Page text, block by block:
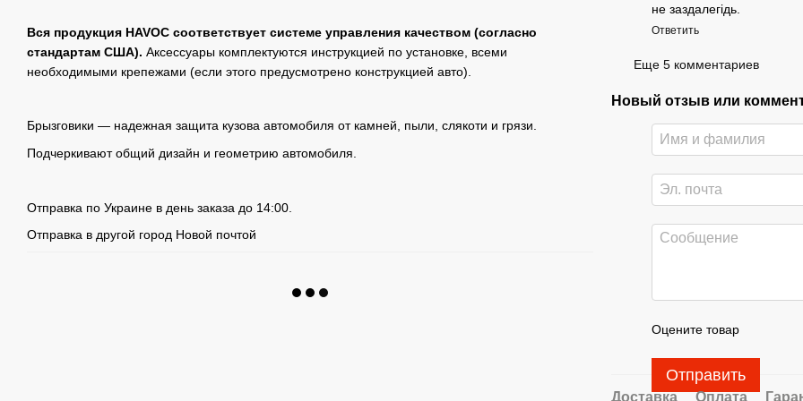
Вся продукция HAVOC соответствует системе управления качеством (согласно
стандартам США). Аксессуары комплектуются инструкцией по установке, всеми
необходимыми крепежами (если этого предусмотрено конструкцией авто).
Брызговики — надежная защита кузова автомобиля от камней, пыли, слякоти и грязи.
Подчеркивают общий дизайн и геометрию автомобиля.
Отправка по Украине в день заказа до 14:00.
Отправка в другой город Новой почтой
не заздалегідь.
Ответить
Еще 5 комментариев
Новый отзыв или
Оцените товар
Отправить
Доставка Оплата